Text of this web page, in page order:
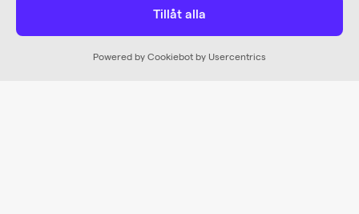
Tillåt alla
Powered by Cookiebot by Usercentrics